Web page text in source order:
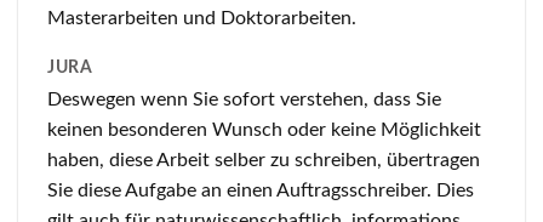
Masterarbeiten und Doktorarbeiten.
JURA
Deswegen wenn Sie sofort verstehen, dass Sie
keinen besonderen Wunsch oder keine Möglichkeit
haben, diese Arbeit selber zu schreiben, übertragen
Sie diese Aufgabe an einen Auftragsschreiber. Dies